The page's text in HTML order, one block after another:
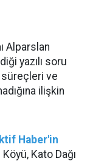
Alparslan
yazılı soru
ve
ilişkin
Haber'in
Kato Dağı